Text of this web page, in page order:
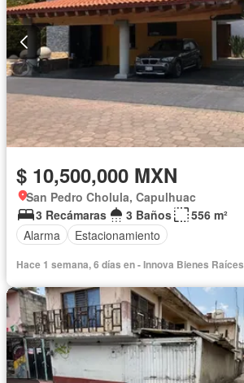
$ 10,500,000 MXN
San Pedro Cholula, Capulhuac
3 Recámaras
3 Baños
556 m²
Alarma
Estacionamiento
Hace 1 semana, 6 días en - Innova Bienes Raíces